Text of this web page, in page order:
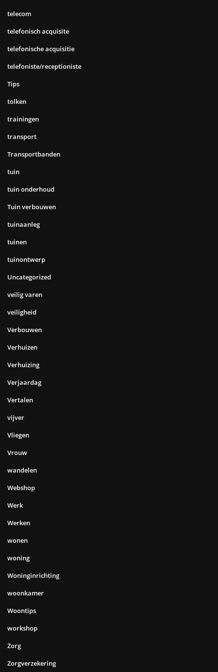
telecom
telefonisch acquisite
telefonische acquisitie
telefoniste/receptioniste
Tips
tolken
trainingen
transport
Transportbanden
tuin
tuin onderhoud
Tuin verbouwen
tuinaanleg
tuinen
tuinontwerp
Uncategorized
veilig varen
veiligheid
Verbouwen
Verhuizen
Verhuizing
Verjaardag
Vertalen
vijver
Vliegen
Vrouw
wandelen
Webshop
Werk
Werken
wonen
woning
Woninginrichting
woonkamer
Woontips
workshop
Zorg
Zorgverzekering